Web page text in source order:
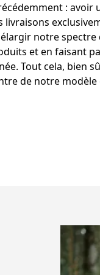
:
livraisons
notre
et en faisant
Tout cela, bien
de notre